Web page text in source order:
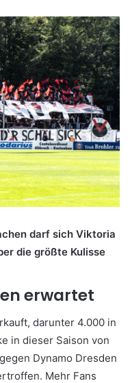
darf sich Viktoria
die größte Kulisse
erwartet
darunter 4.000 in
in dieser Saison von
Dynamo Dresden
Mehr Fans